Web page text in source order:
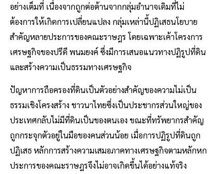
อย่างเต็มที่ เนื่องจากถูกต่อต้านจากกลุ่มอำนาจเดิมที่ไม่
ต้องการให้เกิดการเปลี่ยนแปลง กลุ่มเหล่านี้ปฏิเสธนโยบาย
สำคัญหลายประการของคณะราษฎร โดยเฉพาะเค้าโครงการ
เศรษฐกิจของปรีดี พนมยงค์ ซึ่งมีการเสนอแนวทางปฏิรูปที่ดิน
และสร้างความเป็นธรรมทางเศรษฐกิจ
ปัญหาการถือครองที่ดินเป็นตัวอย่างสำคัญของความไม่เป็น
ธรรมเชิงโครงสร้าง ชาวนาไทยซึ่งเป็นประชากรส่วนใหญ่ของ
ประเทศกลับไม่มีที่ดินเป็นของตนเอง ขณะที่ทรัพยากรสำคัญ
ถูกกระจุกตัวอยู่ในมือของคนส่วนน้อย เมื่อการปฏิรูปที่ดินถูก
ปฏิเสธ หลักการสร้างความเสมอภาคทางเศรษฐกิจตามหลักหก
ประการของคณะราษฎรจึงไม่อาจเกิดขึ้นได้อย่างแท้จริง